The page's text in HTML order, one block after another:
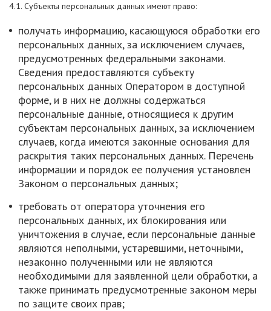
4.1. Субъекты персональных данных имеют право:
получать информацию, касающуюся обработки его
персональных данных, за исключением случаев,
предусмотренных федеральными законами.
Сведения предоставляются субъекту
персональных данных Оператором в доступной
форме, и в них не должны содержаться
персональные данные, относящиеся к другим
субъектам персональных данных, за исключением
случаев, когда имеются законные основания для
раскрытия таких персональных данных. Перечень
информации и порядок ее получения установлен
Законом о персональных данных;
требовать от оператора уточнения его
персональных данных, их блокирования или
уничтожения в случае, если персональные данные
являются неполными, устаревшими, неточными,
незаконно полученными или не являются
необходимыми для заявленной цели обработки, а
также принимать предусмотренные законом меры
по защите своих прав;